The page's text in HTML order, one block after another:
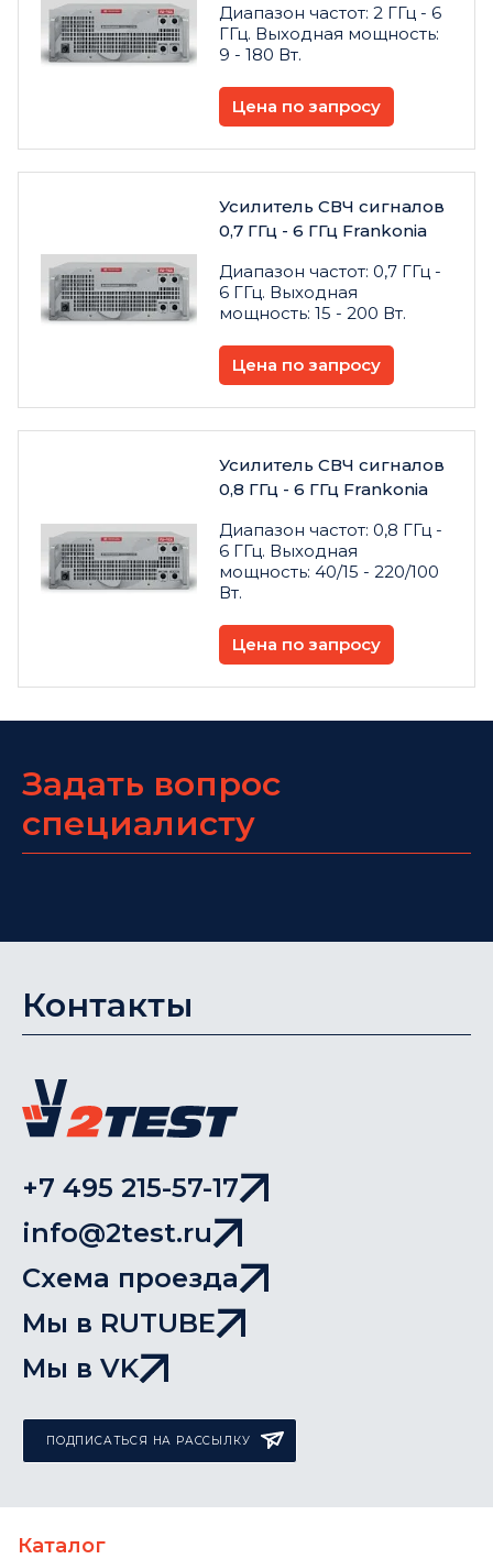
Диапазон частот: 2 ГГц - 6
ГГц. Выходная мощность:
9 - 180 Вт.
Цена по запросу
Усилитель СВЧ сигналов
0,7 ГГц - 6 ГГц Frankonia
Диапазон частот: 0,7 ГГц -
6 ГГц. Выходная
мощность: 15 - 200 Вт.
Цена по запросу
Усилитель СВЧ сигналов
0,8 ГГц - 6 ГГц Frankonia
Диапазон частот: 0,8 ГГц -
6 ГГц. Выходная
мощность: 40/15 - 220/100
Вт.
Цена по запросу
Задать вопрос
специалисту
Контакты
+7 495 215-57-17
info@2test.ru
Схема проезда
Мы в RUTUBE
Мы в VK
ПОДПИСАТЬСЯ НА РАССЫЛКУ
Каталог